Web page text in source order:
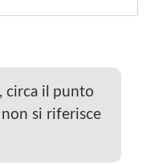
circa il punto
si riferisce